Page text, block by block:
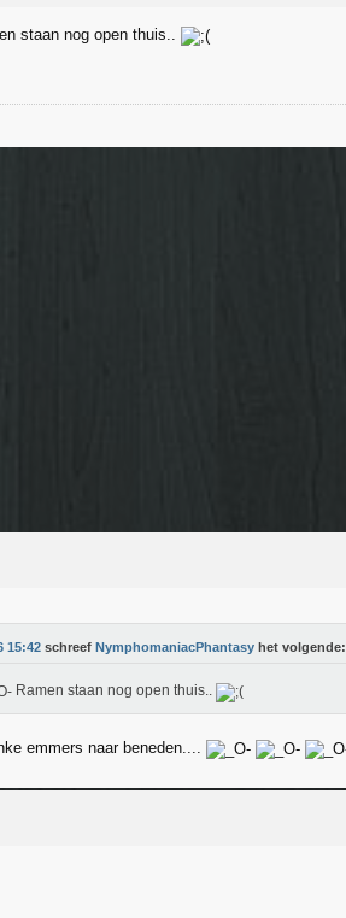
staan nog open thuis..
15:42 schreef NymphomaniacPhantasy het volgende:
Ramen staan nog open thuis..
emmers naar beneden....